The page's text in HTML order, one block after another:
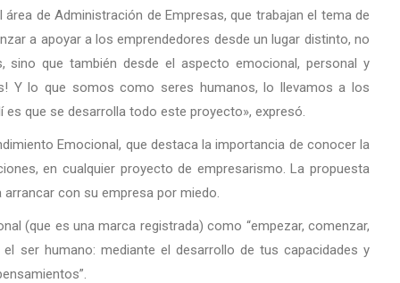
de Administración de Empresas, que trabajan el tema de
a apoyar a los emprendedores desde un lugar distinto, no
que también desde el aspecto emocional, personal y
Y lo que somos como seres humanos, lo llevamos a los
que se desarrolla todo este proyecto», expresó.
Emocional, que destaca la importancia de conocer la
en cualquier proyecto de empresarismo. La propuesta
con su empresa por miedo.
(que es una marca registrada) como “empezar, comenzar,
ser humano: mediante el desarrollo de tus capacidades y